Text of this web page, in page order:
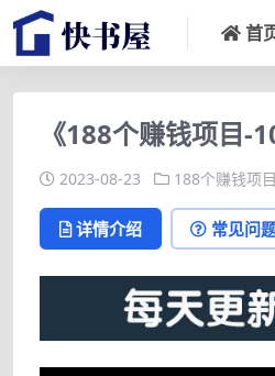
首
《188个赚钱项目-
2023-08-23 188个赚钱项目
详情介绍 常见问